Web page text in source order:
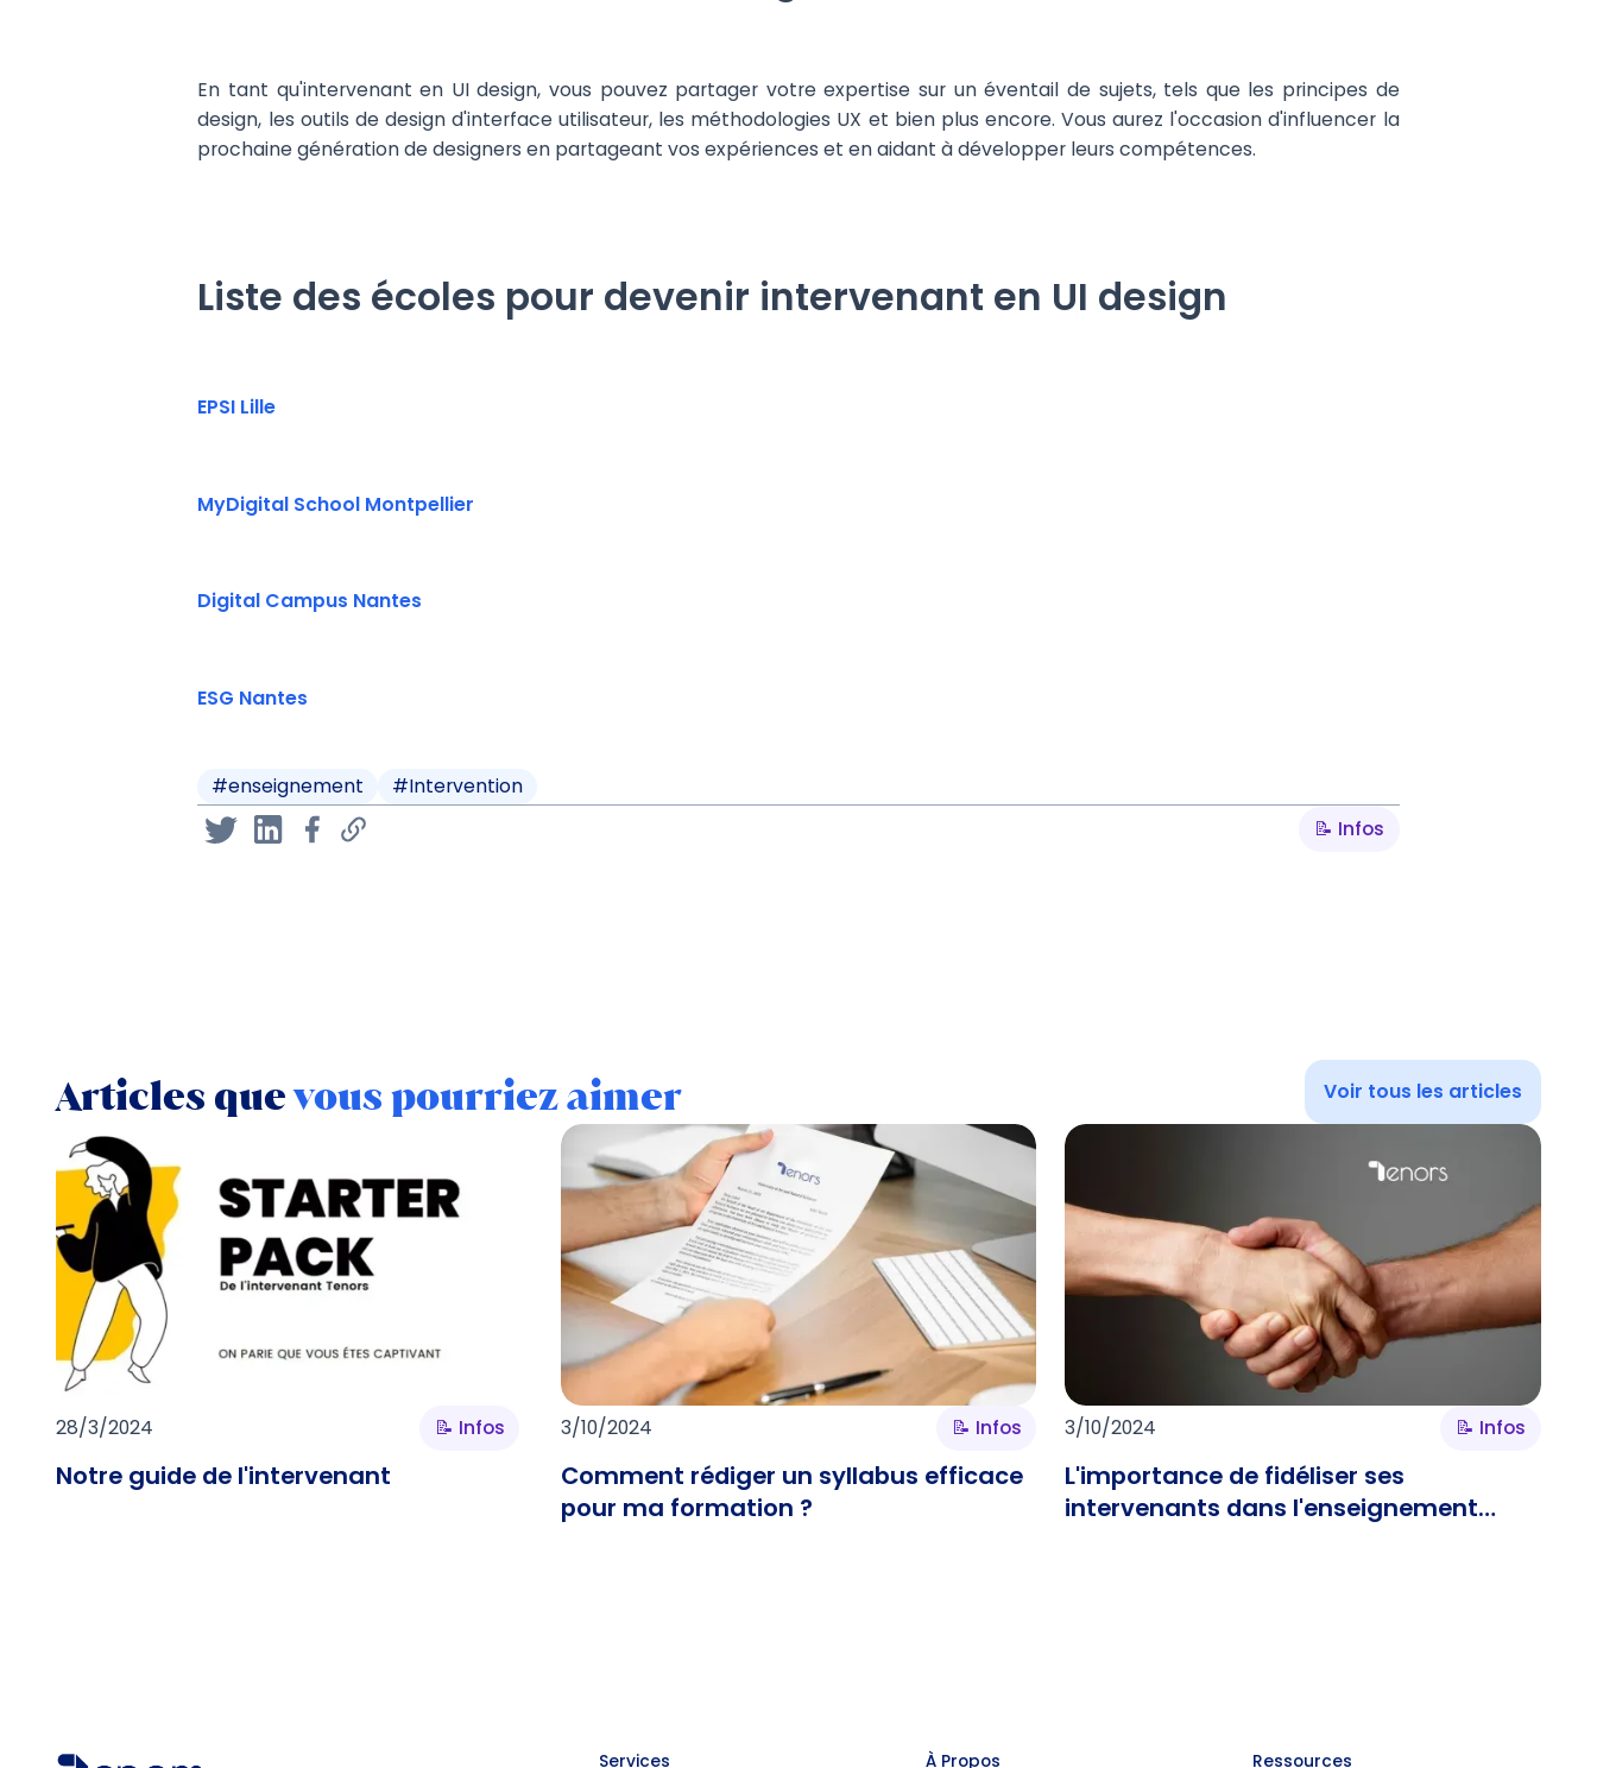
En tant qu'intervenant en UI design, vous pouvez partager votre expertise sur un éventail de sujets, tels que les principes de
design, les outils de design d'interface utilisateur, les méthodologies UX et bien plus encore. Vous aurez l'occasion d'influencer la
prochaine génération de designers en partageant vos expériences et en aidant à développer leurs compétences.
Liste des écoles pour devenir intervenant en UI design
EPSI Lille
MyDigital School Montpellier
Digital Campus Nantes
ESG Nantes
#enseignement #Intervention
📝 Infos
Articles quevous pourriez aimer Voir tous les articles
28/3/2024 📝 Infos
Notre guide de l'intervenant
3/10/2024 📝 Infos
Comment rédiger un syllabus efficace
pour ma formation ?
3/10/2024 📝 Infos
L'importance de fidéliser ses
intervenants dans l'enseignement
Services À Propos Ressources